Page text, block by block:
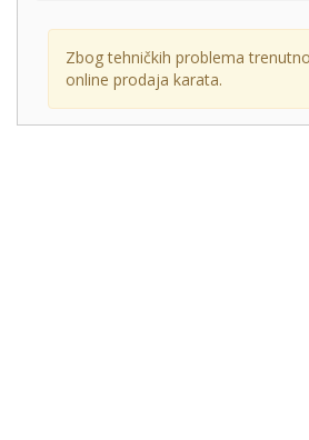
Zbog tehničkih problema
online prodaja karata.